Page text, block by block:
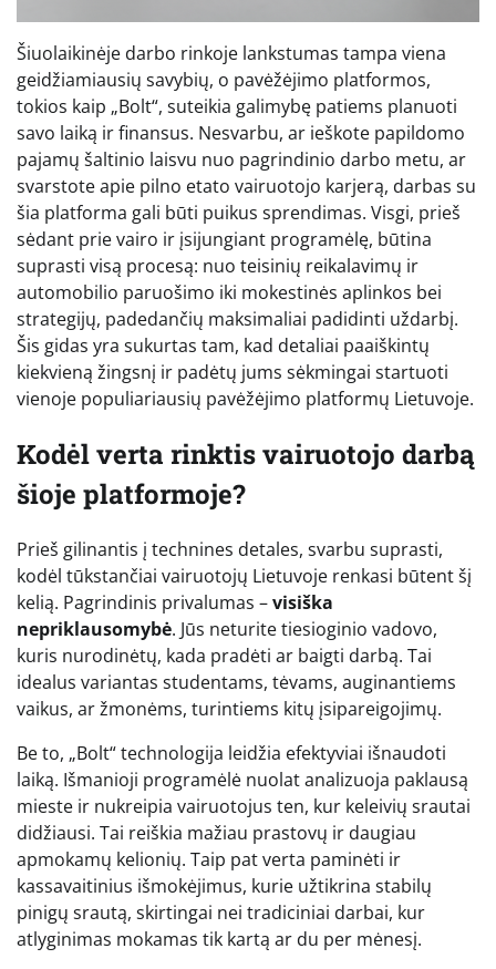
Šiuolaikinėje darbo rinkoje lankstumas tampa viena
geidžiamiausių savybių, o pavėžėjimo platformos,
tokios kaip „Bolt“, suteikia galimybę patiems planuoti
savo laiką ir finansus. Nesvarbu, ar ieškote papildomo
pajamų šaltinio laisvu nuo pagrindinio darbo metu, ar
svarstote apie pilno etato vairuotojo karjerą, darbas su
šia platforma gali būti puikus sprendimas. Visgi, prieš
sėdant prie vairo ir įsijungiant programėlę, būtina
suprasti visą procesą: nuo teisinių reikalavimų ir
automobilio paruošimo iki mokestinės aplinkos bei
strategijų, padedančių maksimaliai padidinti uždarbį.
Šis gidas yra sukurtas tam, kad detaliai paaiškintų
kiekvieną žingsnį ir padėtų jums sėkmingai startuoti
vienoje populiariausių pavėžėjimo platformų Lietuvoje.
Kodėl verta rinktis vairuotojo darbą
šioje platformoje?
Prieš gilinantis į technines detales, svarbu suprasti,
kodėl tūkstančiai vairuotojų Lietuvoje renkasi būtent šį
kelią. Pagrindinis privalumas –visiška
nepriklausomybė. Jūs neturite tiesioginio vadovo,
kuris nurodinėtų, kada pradėti ar baigti darbą. Tai
idealus variantas studentams, tėvams, auginantiems
vaikus, ar žmonėms, turintiems kitų įsipareigojimų.
Be to, „Bolt“ technologija leidžia efektyviai išnaudoti
laiką. Išmanioji programėlė nuolat analizuoja paklausą
mieste ir nukreipia vairuotojus ten, kur keleivių srautai
didžiausi. Tai reiškia mažiau prastovų ir daugiau
apmokamų kelionių. Taip pat verta paminėti ir
kassavaitinius išmokėjimus, kurie užtikrina stabilų
pinigų srautą, skirtingai nei tradiciniai darbai, kur
atlyginimas mokamas tik kartą ar du per mėnesį.